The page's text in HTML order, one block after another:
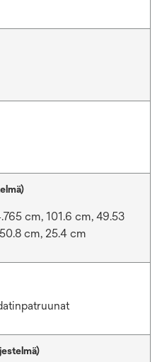
cm, 101.6 cm, 49.53
cm, 25.4 cm